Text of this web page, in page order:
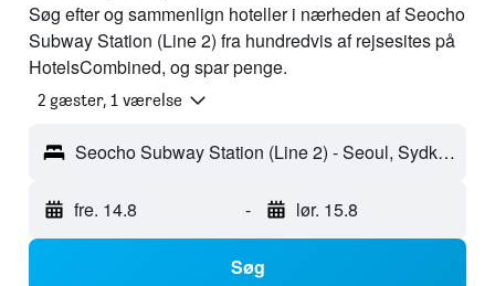
Søg efter og sammenlign hoteller i nærheden af Seocho
Subway Station (Line 2) fra hundredvis af rejsesites på
HotelsCombined, og spar penge.
2 gæster, 1 værelse
Seocho Subway Station (Line 2) - Seoul, Sydkorea
fre. 14.8 - lør. 15.8
Søg